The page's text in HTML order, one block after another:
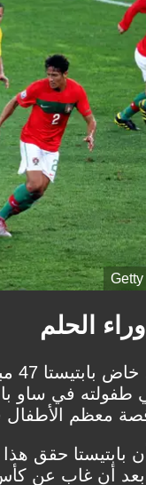
الحلم
في ساو
معظم الأطفال
بابتيستا حقق